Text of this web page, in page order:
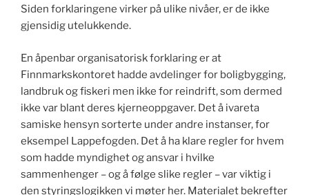
Siden forklaringene virker på ulike nivåer, er de ikke
gjensidig utelukkende.
En åpenbar organisatorisk forklaring er at
Finnmarkskontoret hadde avdelinger for boligbygging,
landbruk og fiskeri men ikke for reindrift, som dermed
ikke var blant deres kjerneoppgaver. Det å ivareta
samiske hensyn sorterte under andre instanser, for
eksempel Lappefogden. Det å ha klare regler for hvem
som hadde myndighet og ansvar i hvilke
sammenhenger – og å følge slike regler – var viktig i
den styringslogikken vi møter her. Materialet bekrefter